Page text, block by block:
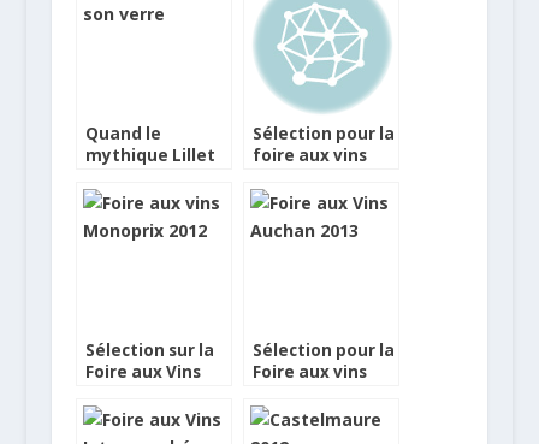
Quand le
mythique Lillet
robe rose
Sélection pour la
foire aux vins
Sélection sur la
Foire aux Vins
Sélection pour la
Foire aux vins